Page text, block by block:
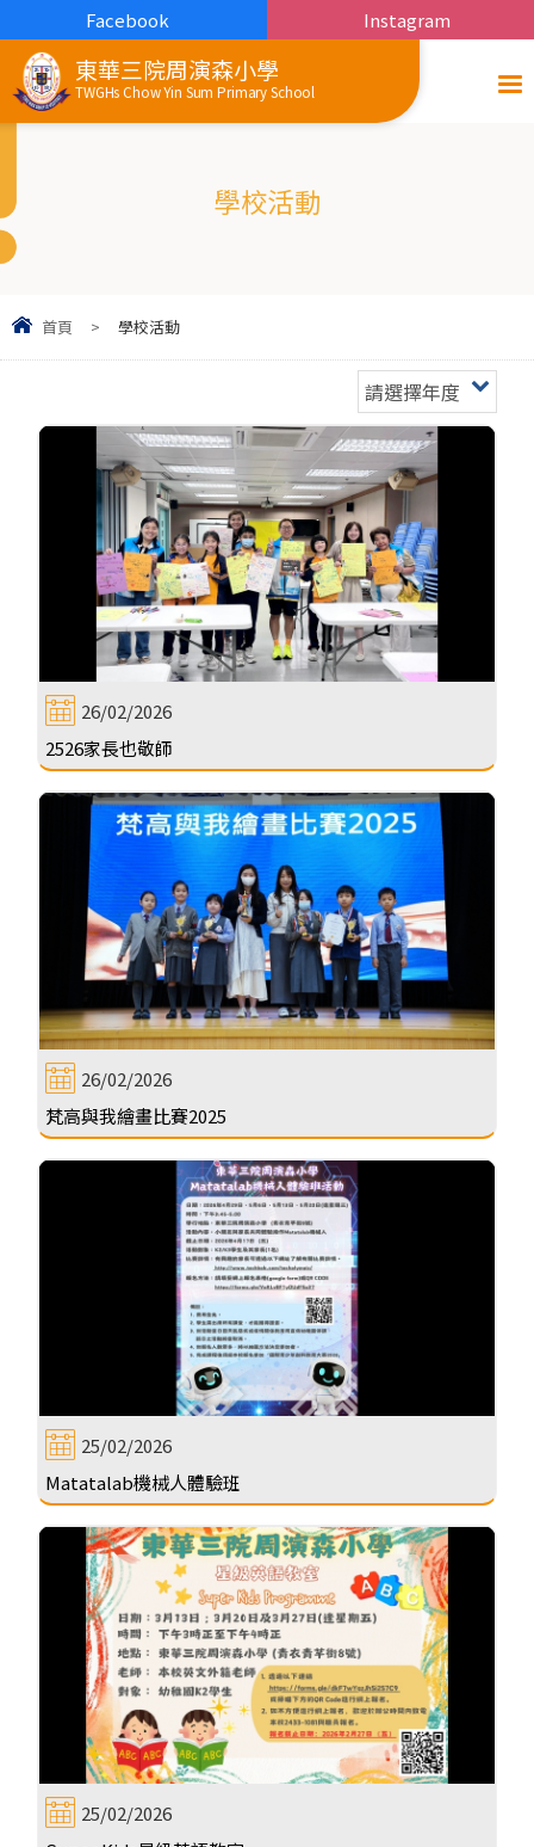
東華三院周演森小學
TWGHs Chow Yin Sum Primary School
Facebook Instagram
學校活動
首頁 > 學校活動
請選擇年度
26/02/2026
2526家長也敬師
26/02/2026
梵高與我繪畫比賽2025
25/02/2026
Matatalab機械人體驗班
25/02/2026